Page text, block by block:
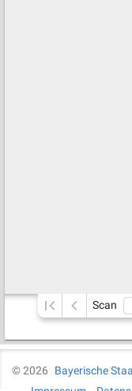
Scan
©2026
Bayerische